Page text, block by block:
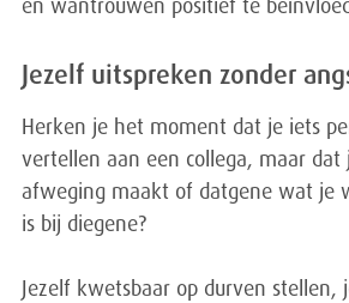
en wantrouwen positief te
Jezelf uitspreken zonder
Herken je het moment dat je iets
vertellen aan een collega, maar dat
afweging maakt of datgene wat je
is bij diegene?
Jezelf kwetsbaar op durven